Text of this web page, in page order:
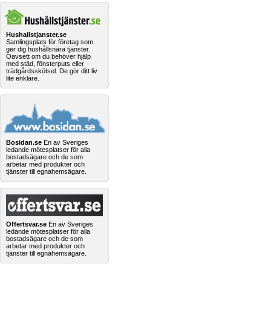
Hushallstjanster.se
Samlingsplats för företag som
ger dig hushållsnära tjänster.
Oavsett om du behöver hjälp
med städ, fönsterputs eller
trädgårdsskötsel. De gör ditt liv
lite enklare.
Bosidan.se En av Sveriges
ledande mötesplatser för alla
bostadsägare och de som
arbetar med produkter och
tjänster till egnahemsägare.
Offertsvar.se En av Sveriges
ledande mötesplatser för alla
bostadsägare och de som
arbetar med produkter och
tjänster till egnahemsägare.